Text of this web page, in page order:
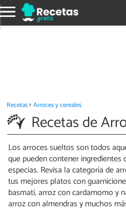
Recetas Arroces y cereales
Recetas de
Los arroces sueltos son todos
que pueden contener
especias. Revisa la categoría de
tus mejores platos con
basmati, arroz con cardamomo y
arroz con almendras y muchos